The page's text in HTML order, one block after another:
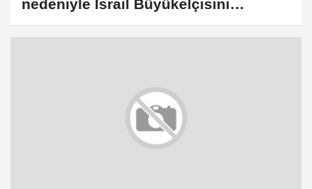
nedeniyle İsrail Büyükelçisini
Dışişleri Bakanlığına çağırdı